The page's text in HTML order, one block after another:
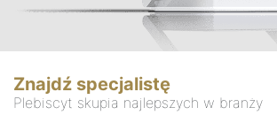
Znajdź specjalistę
Plebiscyt skupia najlepszych w branży